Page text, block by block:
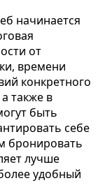
начинается
от
времени
конкретного
также в
быть
себе
бронировать
лучше
удобный